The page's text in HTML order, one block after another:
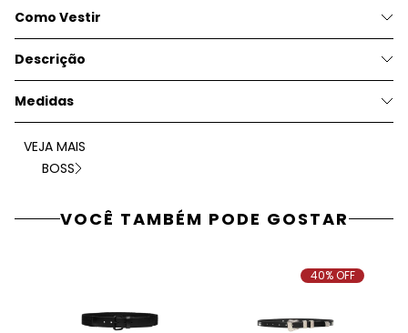
Como Vestir
Descrição
Medidas
VEJA MAIS
BOSS
VOCÊ TAMBÉM PODE GOSTAR
40% OFF